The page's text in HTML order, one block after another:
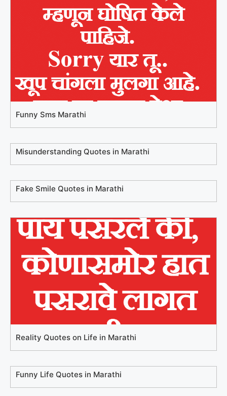
Funny Sms Marathi
Misunderstanding Quotes in Marathi
Fake Smile Quotes in Marathi
Reality Quotes on Life in Marathi
Funny Life Quotes in Marathi